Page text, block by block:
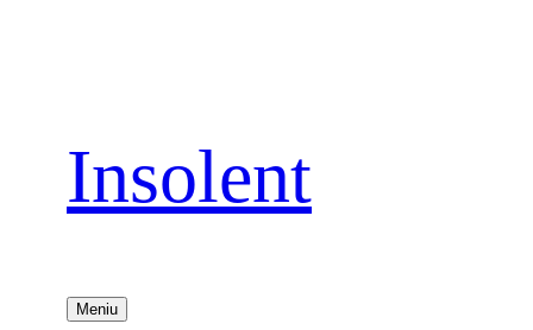
Insolent
Meniu